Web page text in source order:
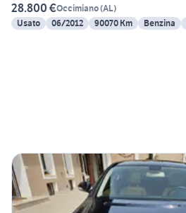
28.800 €Occimiano(AL)
Usato
06/2012 90070 Km Benzina